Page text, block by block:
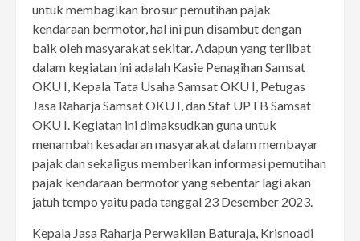
untuk membagikan brosur pemutihan pajak
kendaraan bermotor, hal ini pun disambut dengan
baik oleh masyarakat sekitar. Adapun yang terlibat
dalam kegiatan ini adalah Kasie Penagihan Samsat
OKU I, Kepala Tata Usaha Samsat OKU I, Petugas
Jasa Raharja Samsat OKU I, dan Staf UPTB Samsat
OKU I. Kegiatan ini dimaksudkan guna untuk
menambah kesadaran masyarakat dalam membayar
pajak dan sekaligus memberikan informasi pemutihan
pajak kendaraan bermotor yang sebentar lagi akan
jatuh tempo yaitu pada tanggal 23 Desember 2023.
Kepala Jasa Raharja Perwakilan Baturaja, Krisnoadi